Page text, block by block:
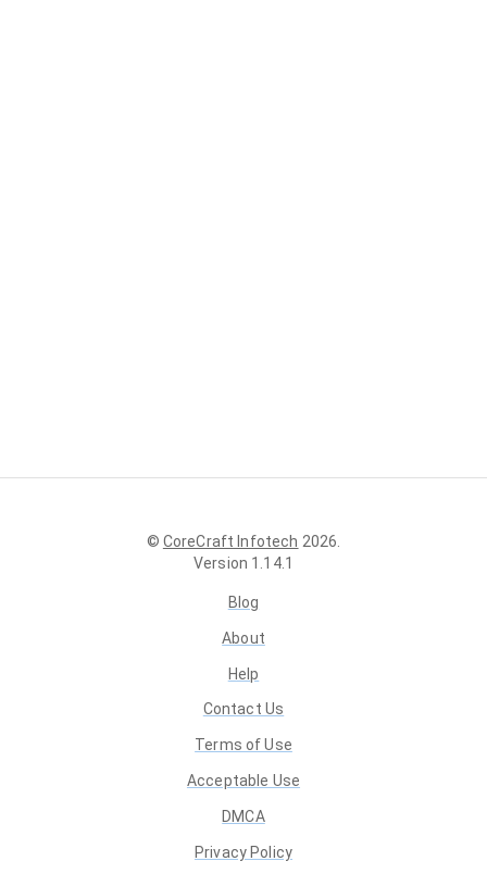
© CoreCraft Infotech 2026
Version 1.14.1
Blog
About
Help
Contact Us
Terms of Use
Acceptable Use
DMCA
Privacy Policy